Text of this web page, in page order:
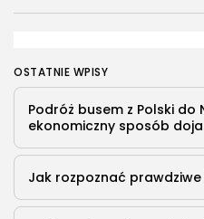
OSTATNIE WPISY
Podróż busem z Polski do
ekonomiczny sposób
Jak rozpoznać